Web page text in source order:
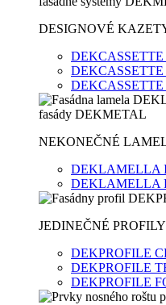
DESIGNOVÉ
DEKCASSETTE
NEKONEČNÉ
DEKLAMELLA
DEKLAMELLA
JEDINEČNÉ PROFILY
DEKPROFILE
DEKPROFILE
DEKPROFILE